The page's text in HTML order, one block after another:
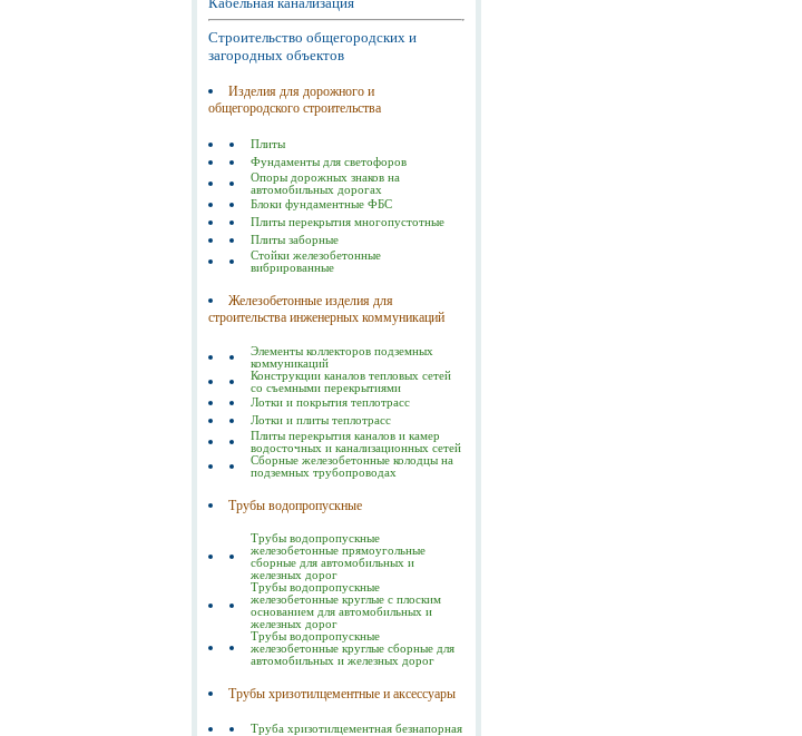
Строительство общегородских и
загородных объектов
Изделия для дорожного и
общегородского строительства
Плиты
Фундаменты для светофоров
Опоры дорожных знаков на
автомобильных дорогах
Блоки фундаментные ФБС
Плиты перекрытия многопустотные
Плиты заборные
Стойки железобетонные
вибрированные
Железобетонные изделия для
строительства инженерных коммуникаций
Элементы коллекторов подземных
коммуникаций
Конструкции каналов тепловых сетей
со съемными перекрытиями
Лотки и покрытия теплотрасс
Лотки и плиты теплотрасс
Плиты перекрытия каналов и камер
водосточных и канализационных сетей
Сборные железобетонные колодцы на
подземных трубопроводах
Трубы водопропускные
Трубы водопропускные
железобетонные прямоугольные
сборные для автомобильных и
железных дорог
Трубы водопропускные
железобетонные круглые с плоским
основанием для автомобильных и
железных дорог
Трубы водопропускные
железобетонные круглые сборные для
автомобильных и железных дорог
Трубы хризотилцементные и аксессуары
Труба хризотилцементная безнапорная